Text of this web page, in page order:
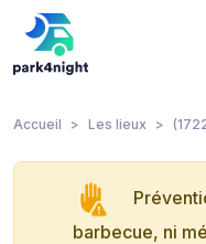
Accueil Les lieux
barbecue, ni